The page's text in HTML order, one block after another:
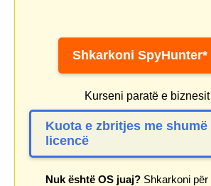
Shkarkoni SpyHunter*
Kurseni paratë e
Kuota e zbritjes me shumë
licencë
Nuk është OS juaj? Shkarkoni për